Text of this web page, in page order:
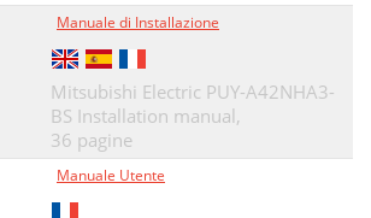
Manuale di Installazione
Mitsubishi Electric PUY-A42NHA3-
BS Installation manual,
36 pagine
Manuale Utente